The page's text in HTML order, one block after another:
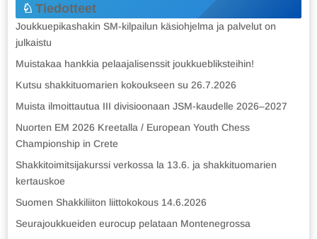
Tiedotteet
Joukkuepikashakin SM-kilpailun käsiohjelma ja palvelut on
julkaistu
Muistakaa hankkia pelaajalisenssit joukkuebliksteihin!
Kutsu shakkituomarien kokoukseen su 26.7.2026
Muista ilmoittautua III divisioonaan JSM-kaudelle 2026–2027
Nuorten EM 2026 Kreetalla / European Youth Chess
Championship in Crete
Shakkitoimitsijakurssi verkossa la 13.6. ja shakkituomarien
kertauskoe
Suomen Shakkiliiton liittokokous 14.6.2026
Seurajoukkueiden eurocup pelataan Montenegrossa